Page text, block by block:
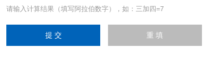
请输入计算结果（填写阿拉伯数字），如：三加四=7